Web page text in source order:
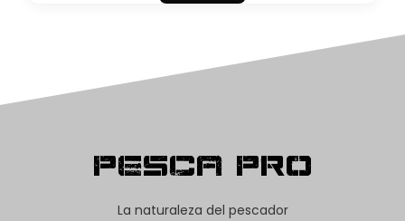
Pesca Pro
La naturaleza del pescador